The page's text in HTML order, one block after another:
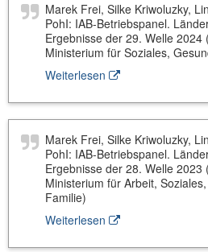
Marek Frei, Silke Kriwoluzky,
PohI: IAB-Betriebspanel.
Ergebnisse der 29. Welle
Ministerium für Soziales,
Weiterlesen
Marek Frei, Silke Kriwoluzky,
PohI: IAB-Betriebspanel.
Ergebnisse der 28. Welle
Ministerium für Arbeit,
Familie)
Weiterlesen